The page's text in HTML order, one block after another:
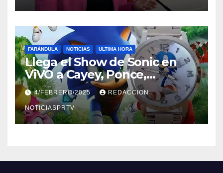
FARÁNDULA NOTICIAS ULTIMA HORA
Llega el Show de Sonic en
ViVO a Cayey, Ponce,
Barceloneta y Humacao,
Relojes gratis para el que
compre ahora….
4/FEBRERO/2025 REDACCION
NOTICIASPRTV